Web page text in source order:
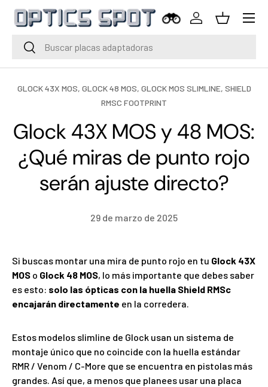
Saltar al contenido
Buscar
Buscar
Iniciar sesión
Cesta
Menú
GLOCK 43X MOS, GLOCK 48 MOS, GLOCK MOS SLIMLINE, SHIELD
RMSC FOOTPRINT
Glock 43X MOS y 48 MOS:
¿Qué miras de punto rojo
serán ajuste directo?
29 de marzo de 2025
Si buscas montar una mira de punto rojo en tu Glock 43X
MOS o Glock 48 MOS, lo más importante que debes saber
es esto: solo las ópticas con la huella Shield RMSc
encajarán directamente en la corredera.
Estos modelos slimline de Glock usan un sistema de
montaje único que no coincide con la huella estándar
RMR / Venom / C-More que se encuentra en pistolas más
grandes. Así que, a menos que planees usar una placa